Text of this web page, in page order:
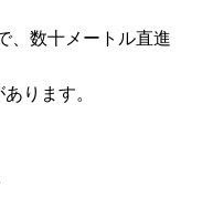
、数十メートル直進
ります。